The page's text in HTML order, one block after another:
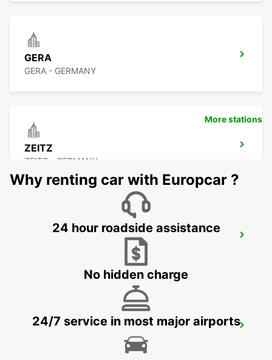
GERA
GERA - GERMANY
ZEITZ
ZEITZ - GERMANY
DRESDEN MAIN STATION
More stations
Why renting car with Europcar ?
24 hour roadside assistance
No hidden charge
24/7 service in most major airports